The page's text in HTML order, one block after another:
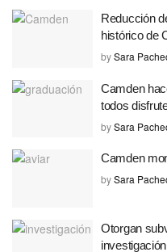
Reducción
histórico de
bySara
Camden
todos
bySara
Camden
bySara
Otorgan